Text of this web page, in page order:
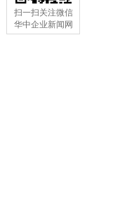
扫一扫关注微信
华中企业新闻网